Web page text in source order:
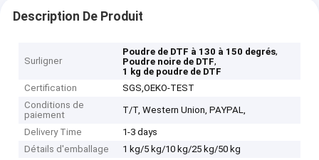
Description De Produit
Surligner
Poudre de DTF à 130 à 150 degrés,
Poudre noire de DTF,
1 kg de poudre de DTF
Certification
SGS,OEKO-TEST
Conditions de
paiement
T/T, Western Union, PAYPAL,
Delivery Time
1-3 days
Détails d'emballage
1 kg/5 kg/10 kg/25 kg/50 kg